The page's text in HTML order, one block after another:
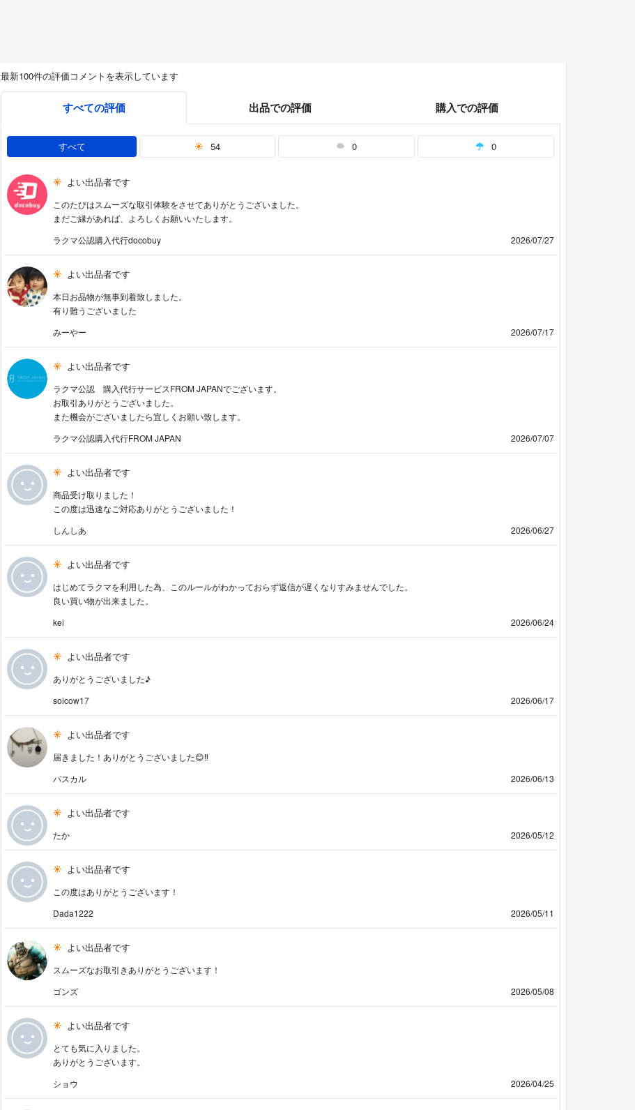
最新100件の評価コメントを表示しています
すべての評価 出品での評価 購入での評価
すべて 54 0 0
よい出品者です
このたびはスムーズな取引体験をさせてありがとうございました。
まだご縁があれば、よろしくお願いいたします。
ラクマ公認購入代行docobuy
2026/07/27
よい出品者です
本日お品物が無事到着致しました。
有り難うございました
みーやー
2026/07/17
よい出品者です
ラクマ公認 購入代行サービスFROM JAPANでございます。
お取引ありがとうございました。
また機会がございましたら宜しくお願い致します。
ラクマ公認購入代行FROM JAPAN
2026/07/07
よい出品者です
商品受け取りました！
この度は迅速なご対応ありがとうございました！
しんしあ
2026/06/27
よい出品者です
はじめてラクマを利用した為、このルールがわかっておらず返信が遅くなりすみませんでした。
良い買い物が出来ました。
kei
2026/06/24
よい出品者です
ありがとうございました♪
soicow17
2026/06/17
よい出品者です
届きました！ありがとうございました😊‼️
パスカル
2026/06/13
よい出品者です
たか 2026/05/12
よい出品者です
この度はありがとうございます！
Dada1222
2026/05/11
よい出品者です
スムーズなお取引きありがとうございます！
ゴンズ
2026/05/08
よい出品者です
とても気に入りました。
ありがとうございます。
ショウ
2026/04/25